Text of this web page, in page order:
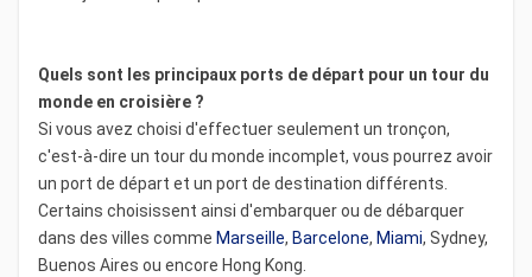
Quels sont les principaux ports de départ pour un tour du
monde en croisière ?
Si vous avez choisi d'effectuer seulement un tronçon,
c'est-à-dire un tour du monde incomplet, vous pourrez avoir
un port de départ et un port de destination différents.
Certains choisissent ainsi d'embarquer ou de débarquer
dans des villes comme Marseille, Barcelone, Miami, Sydney,
Buenos Aires ou encore Hong Kong.